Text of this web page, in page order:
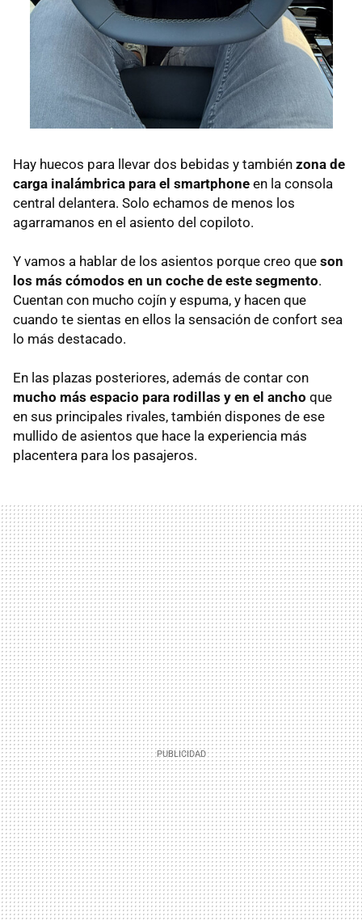
Hay huecos para llevar dos bebidas y también zona de
carga inalámbrica para el smartphone en la consola
central delantera. Solo echamos de menos los
agarramanos en el asiento del copiloto.
Y vamos a hablar de los asientos porque creo que son
los más cómodos en un coche de este segmento.
Cuentan con mucho cojín y espuma, y hacen que
cuando te sientas en ellos la sensación de confort sea
lo más destacado.
En las plazas posteriores, además de contar con
mucho más espacio para rodillas y en el ancho que
en sus principales rivales, también dispones de ese
mullido de asientos que hace la experiencia más
placentera para los pasajeros.